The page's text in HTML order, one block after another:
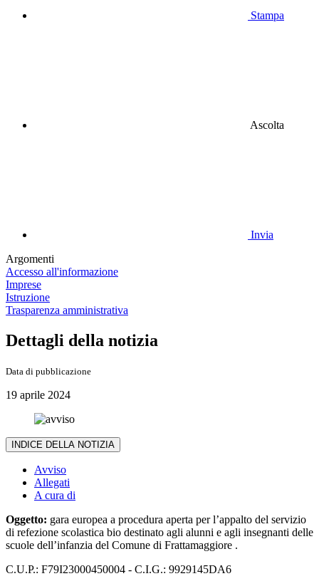
Stampa
Ascolta
Invia
Argomenti
Accesso all'informazione
Imprese
Istruzione
Trasparenza amministrativa
Dettagli della notizia
Data di pubblicazione
19 aprile 2024
INDICE DELLA NOTIZIA
Avviso
Allegati
A cura di
Oggetto: gara europea a procedura aperta per l’appalto del servizio
di refezione scolastica bio destinato agli alunni e agli insegnanti delle
scuole dell’infanzia del Comune di Frattamaggiore .
C.U.P.: F79I23000450004 - C.I.G.: 9929145DA6